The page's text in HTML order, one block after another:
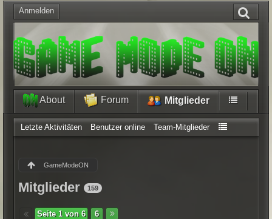
Anmelden
About Forum Mitglieder
Letzte Aktivitäten Benutzer online Team-Mitglieder
GameModeON
Mitglieder 159
Seite 1 von 6 6